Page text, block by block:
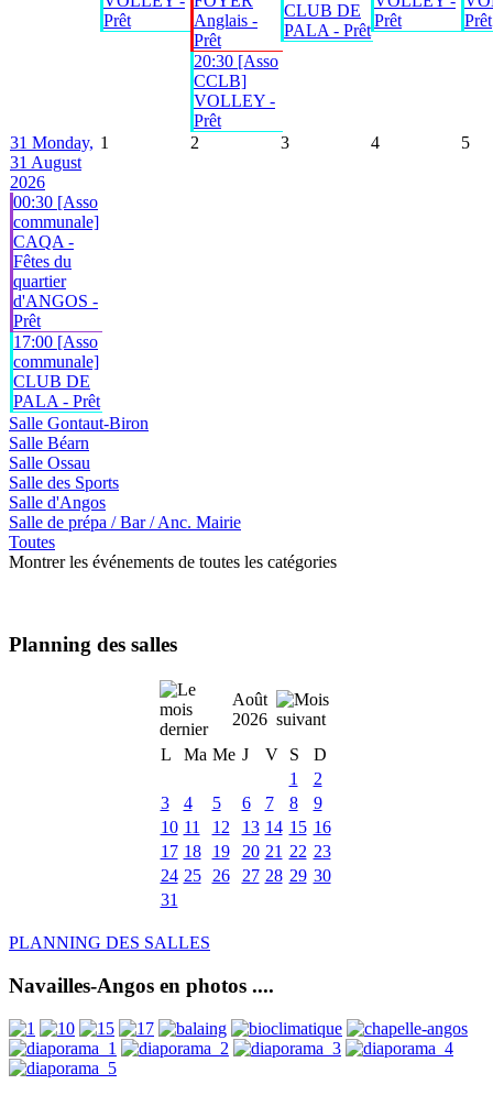
Prêt
Anglais -
Prêt
20:30 [Asso
CCLB]
VOLLEY -
Prêt
CLUB DE
PALA - Prêt
Prêt
Prêt
31 Monday,
31 August
2026
00:30 [Asso
communale]
CAQA -
Fêtes du
quartier
d'ANGOS -
Prêt
17:00 [Asso
communale]
CLUB DE
PALA - Prêt
1 2 3 4 5
Salle Gontaut-Biron
Salle Béarn
Salle Ossau
Salle des Sports
Salle d'Angos
Salle de prépa / Bar / Anc. Mairie
Toutes
Montrer les événements de toutes les catégories
Planning des salles
Août
2026
L
Ma Me J V S
D
1
2
3
4 5 6 7 8
9
10 11 12 13 14 15 16
17 18 19 20 21 22 23
24 25 26 27 28 29 30
31
PLANNING DES SALLES
Navailles-Angos en photos ....